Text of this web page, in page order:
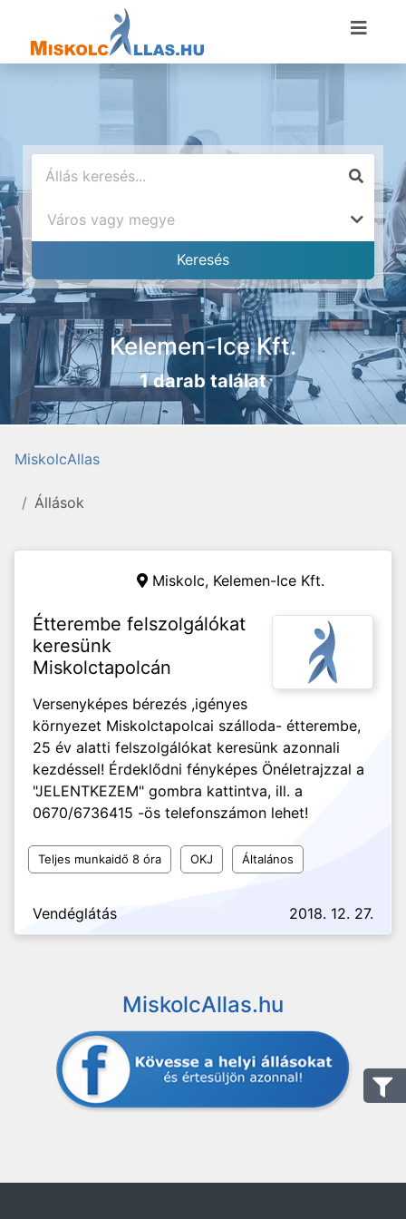
Kelemen-Ice Kft.
1 darab találat
MiskolcAllas
Állások
Miskolc, Kelemen-Ice Kft.
Étterembe felszolgálókat
keresünk
Miskolctapolcán
Versenyképes bérezés ,igényes
környezet Miskolctapolcai szálloda- étterembe,
25 év alatti felszolgálókat keresünk azonnali
kezdéssel! Érdeklődni fényképes Önéletrajzzal a
"JELENTKEZEM" gombra kattintva, ill. a
0670/6736415 -ös telefonszámon lehet!
Teljes munkaidő 8 óra OKJ Általános
Vendéglátás 2018. 12. 27.
MiskolcAllas.hu